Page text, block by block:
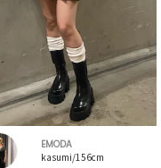
EMODA
kasumi/156cm